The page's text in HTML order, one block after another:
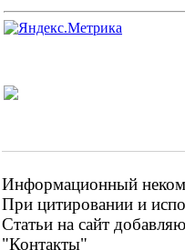
Информационный
При цитировании и
Статьи на сайт
"Контакты"